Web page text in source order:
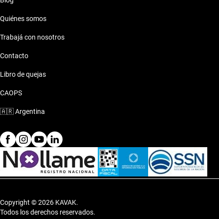
Quiénes somos
Trabajá con nosotros
Contacto
Libro de quejas
CAOPS
🇦🇷Argentina
Copyright © 2026 KAVAK.
Todos los derechos reservados.